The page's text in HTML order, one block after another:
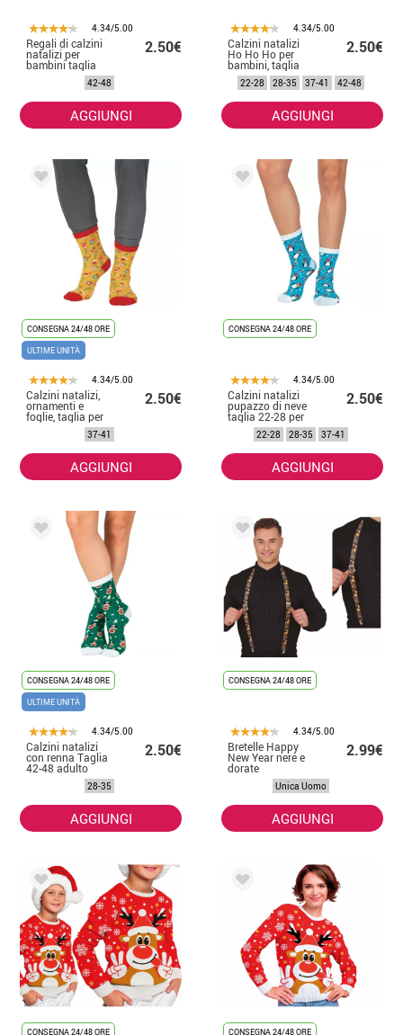
4.34/5.00
Regali di calzini
natalizi per
bambini taglia
2.50€
42-48
AGGIUNGI
4.34/5.00
Calzini natalizi
Ho Ho Ho per
bambini, taglia
22-28
2.50€
22-28 28-35 37-41 42-48
AGGIUNGI
CONSEGNA 24/48 ORE
ULTIME UNITÀ
4.34/5.00
Calzini natalizi,
ornamenti e
foglie, taglia per
bambini 28-35
2.50€
37-41
AGGIUNGI
CONSEGNA 24/48 ORE
4.34/5.00
Calzini natalizi
pupazzo di neve
taglia 22-28 per
bambini
2.50€
22-28 28-35 37-41
AGGIUNGI
CONSEGNA 24/48 ORE
ULTIME UNITÀ
4.34/5.00
Calzini natalizi
con renna Taglia
42-48 adulto
2.50€
28-35
AGGIUNGI
CONSEGNA 24/48 ORE
4.34/5.00
Bretelle Happy
New Year nere e
dorate
2.99€
Unica Uomo
AGGIUNGI
CONSEGNA 24/48 ORE CONSEGNA 24/48 ORE